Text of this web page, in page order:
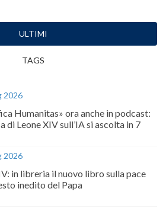
ULTIMI
TAGS
2026
Humanitas» ora anche in podcast:
di Leone XIV sull’IA si ascolta in 7
2026
in libreria il nuovo libro sulla pace
inedito del Papa